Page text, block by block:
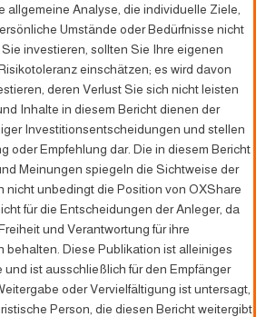
allgemeine Analyse, die individuelle Ziele,
Umstände oder Bedürfnisse nicht
investieren, sollten Sie Ihre eigenen
einschätzen; es wird davon
deren Verlust Sie sich nicht leisten
Inhalte in diesem Bericht dienen der
Investitionsentscheidungen und stellen
oder Empfehlung dar. Die in diesem Bericht
Meinungen spiegeln die Sichtweise der
nicht unbedingt die Position von OXShare
für die Entscheidungen der Anleger, da
und Verantwortung für ihre
behalten. Diese Publikation ist alleiniges
und ist ausschließlich für den Empfänger
oder Vervielfältigung ist untersagt,
Person, die diesen Bericht weitergibt